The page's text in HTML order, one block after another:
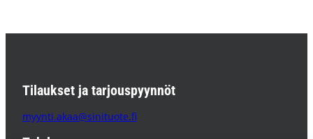
Tilaukset ja tarjouspyynnöt
myynti.akaa@sinituote.fi